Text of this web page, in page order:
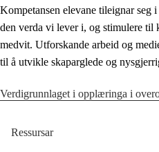
Kompetansen elevane tileignar seg
den verda vi lever i, og stimulere
medvit. Utforskande arbeid og
til å utvikle skaparglede og
Verdigrunnlaget i opplæringa i
Ressursar